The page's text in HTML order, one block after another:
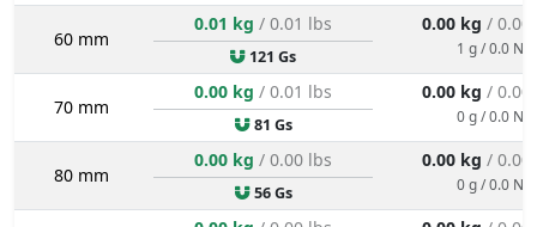
60 mm
0.01 kg / 0.01 lbs
121 Gs
0.00 kg / 0.00
1 g / 0.0 N
70 mm
0.00 kg / 0.01 lbs
81 Gs
0.00 kg / 0.00
0 g / 0.0 N
80 mm
0.00 kg / 0.00 lbs
56 Gs
0.00 kg / 0.00
0 g / 0.0 N